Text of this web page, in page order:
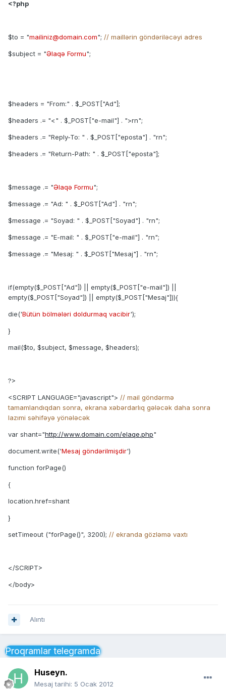
<?php
$to = "mailiniz@domain.com"; // maillərin göndəriləcəyi adres
$subject = "Əlaqə Formu";
$headers = "From:" . $_POST["Ad"];
$headers .= "<" . $_POST["e-mail"] . ">rn";
$headers .= "Reply-To: " . $_POST["eposta"] . "rn";
$headers .= "Return-Path: " . $_POST["eposta"];
$message .= "Əlaqə Formu";
$message .= "Ad: " . $_POST["Ad"] . "rn";
$message .= "Soyad: " . $_POST["Soyad"] . "rn";
$message .= "E-mail: " . $_POST["e-mail"] . "rn";
$message .= "Mesaj: " . $_POST["Mesaj"] . "rn";
if(empty($_POST["Ad"]) || empty($_POST["e-mail"]) ||
empty($_POST["Soyad"]) || empty($_POST["Mesaj"])){
die('Bütün bölmələri doldurmaq vacibir');
}
mail($to, $subject, $message, $headers);
?>
<SCRIPT LANGUAGE="javascript"> // mail göndərmə
tamamlandıqdan sonra, ekrana xəbərdarlıq gələcək daha sonra
lazımi səhifəyə yönələcək
var shant="http://www.domain.com/elaqe.php"
document.write('Mesaj göndərilmişdir')
function forPage()
{
location.href=shant
}
setTimeout ("forPage()", 3200); // ekranda gözləmə vaxtı
</SCRIPT>
</body>
Alıntı
Proqramlar telegramda
Huseyn.
Mesaj tarihi: 5 Ocak 2012